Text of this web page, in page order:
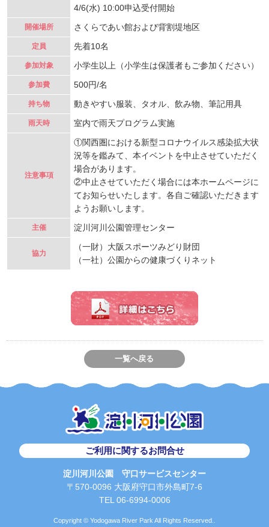
4/6(水) 10:00申込受付開始
開催場所 さくらであい館および背割堤地区
定員 先着10名
参加対象 小学生以上（小学生は保護者もご参加ください）
参加費 500円/名
持ち物 動きやすい服装、タオル、飲み物、筆記用具
雨天時 室内で雨天プログラム実施
注意事項
①関西圏における新型コロナウイルス感染拡大状
況等を鑑みて、本イベントを中止させていただく
場合があります。
②中止させていただく場合には本ホームページに
てお知らせいたします。各自ご確認いただきます
ようお願いします。
主催 淀川河川公園管理センター
協力
（一財）大阪スポーツみどり財団
（一社）公園からの健康づくりネット
一覧へ戻る
ご利用に関するお問合せ
淀川河川公園 守口サービスセンター
〒570-0096 大阪府守口市外島町7-6
TEL 06-6994-0006
Copyright © Yodogawa River Park All Rights Reserved..